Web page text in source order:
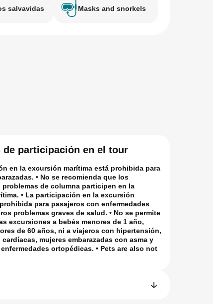
salvavidas Masks and snorkels
de participación en el tour
en la excursión marítima está prohibida para
• No se recomienda que los
problemas de columna participen en la
• La participación en la excursión
para pasajeros con enfermedades
problemas graves de salud. • No se permite
excursiones a bebés menores de 1 año,
de 60 años, ni a viajeros con hipertensión,
cardíacas, mujeres embarazadas con asma y
ortopédicas. • Pets are also not